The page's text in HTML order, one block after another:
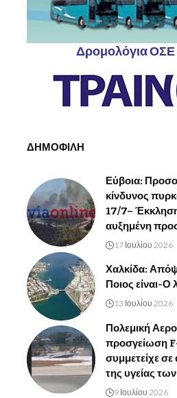
Δρομολόγια ΟΣΕ
ΔΗΜΟΦΙΛΗ
Εύβοια:
κίνδυνος
17/7–
αυξημένη
17 Ιουλίου 2026
Χαλκίδα:
Ποιος είναι-Ο
13 Ιουλίου 2026
Πολεμική
προσγείωση
συμμετείχε
της υγείας
9 Ιουλίου 2026